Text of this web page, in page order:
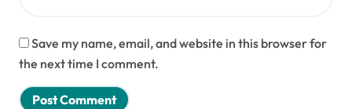
Save my name, email, and website in this browser for
the next time I comment.